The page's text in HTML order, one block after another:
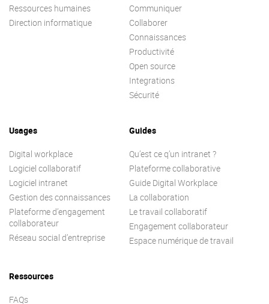
Ressources humaines
Direction informatique
Communiquer
Collaborer
Connaissances
Productivité
Open source
Integrations
Sécurité
Usages
Digital workplace
Logiciel collaboratif
Logiciel intranet
Gestion des connaissances
Plateforme d’engagement
collaborateur
Réseau social d’entreprise
Guides
Qu’est ce q’un intranet ?
Plateforme collaborative
Guide Digital Workplace
La collaboration
Le travail collaboratif
Engagement collaborateur
Espace numérique de travail
Ressources
FAQs